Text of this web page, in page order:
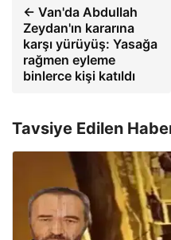
← Van'da Abdullah
Zeydan'ın kararına
karşı yürüyüş: Yasağa
rağmen eyleme
binlerce kişi katıldı
Tavsiye Edilen